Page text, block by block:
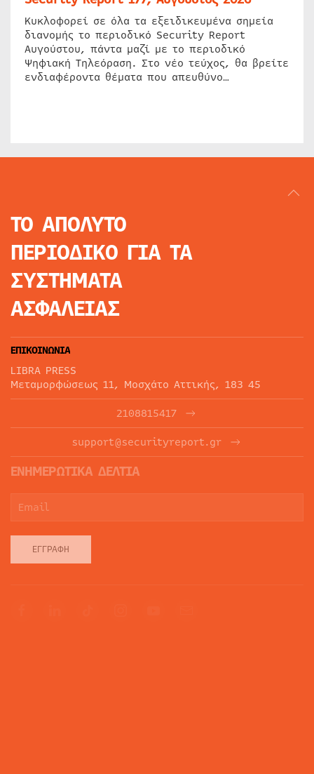
Κυκλοφορεί σε όλα τα εξειδικευμένα σημεία
διανομής το περιοδικό Security Report
Αυγούστου, πάντα μαζί με το περιοδικό
Ψηφιακή Τηλεόραση. Στο νέο τεύχος, θα βρείτε
ενδιαφέροντα θέματα που απευθύνο…
ΤΟ ΑΠΟΛΥΤΟ
ΠΕΡΙΟΔΙΚΟ ΓΙΑ ΤΑ
ΣΥΣΤΗΜΑΤΑ
ΑΣΦΑΛΕΙΑΣ
ΕΠΙΚΟΙΝΩΝΙΑ
LIBRA PRESS
Μεταμορφώσεως 11, Μοσχάτο Αττικής, 183 45
2108815417
support@securityreport.gr
ΕΝΗΜΕΡΩΤΙΚΑ ΔΕΛΤΙΑ
ΕΓΓΡΑΦΉ